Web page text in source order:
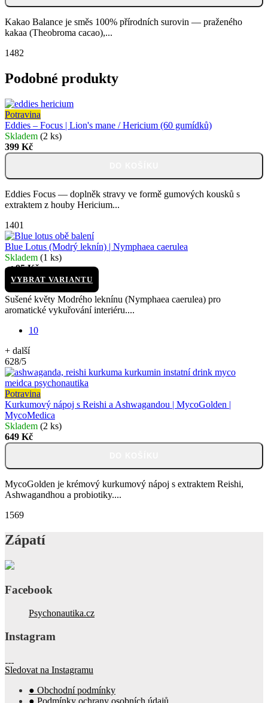
Kakao Balance je směs 100% přírodních surovin — praženého
kakaa (Theobroma cacao),...
1482
Podobné produkty
Potravina
Eddies – Focus | Lion's mane / Hericium (60 gumídků)
Skladem (2 ks)
399 Kč
Eddies Focus — doplněk stravy ve formě gumových kousků s
extraktem z houby Hericium...
1401
Blue Lotus (Modrý leknín) | Nymphaea caerulea
Skladem (1 ks)
od95 Kč
VYBRAT VARIANTU
Sušené květy Modrého leknínu (Nymphaea caerulea) pro
aromatické vykuřování interiéru....
10
+ další
628/5
Potravina
Kurkumový nápoj s Reishi a Ashwagandou | MycoGolden |
MycoMedica
Skladem (2 ks)
649 Kč
MycoGolden je krémový kurkumový nápoj s extraktem Reishi,
Ashwagandhou a probiotiky....
1569
Zápatí
Facebook
Psychonautika.cz
Instagram
Sledovat na Instagramu
● Obchodní podmínky